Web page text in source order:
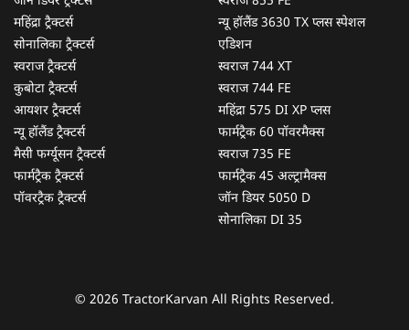
महिंद्रा ट्रैक्टर्स
सोनालिका ट्रैक्टर्स
स्वराज ट्रैक्टर्स
कुबोटा ट्रैक्टर्स
आयशर ट्रैक्टर्स
न्यू हॉलैंड ट्रैक्टर्स
मैसी फर्ग्यूसन ट्रैक्टर्स
फार्मट्रैक ट्रैक्टर्स
पॉवरट्रैक ट्रैक्टर्स
न्यू हॉलैंड 3630 TX प्लस स्पेशल
एडिशन
स्वराज 744 XT
स्वराज 744 FE
महिंद्रा 575 DI XP प्लस
फार्मट्रैक 60 पॉवरमैक्स
स्वराज 735 FE
फार्मट्रैक 45 अल्ट्रामैक्स
जॉन डियर 5050 D
सोनालिका DI 35
© 2026 TractorKarvan All Rights Reserved.